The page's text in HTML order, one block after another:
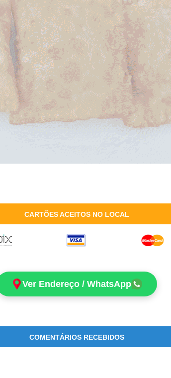
CARTÕES ACEITOS NO LOCAL
Ver Endereço / WhatsApp
COMENTÁRIOS RECEBIDOS